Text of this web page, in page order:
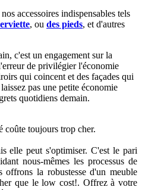
accessoires indispensables tels
, ou des pieds, et d'autres
c'est un engagement sur la
de privilégier l'économie
qui coincent et des façades qui
pas une petite économie
quotidiens demain.
coûte toujours trop cher.
elle peut s'optimiser. C'est le pari
nous-mêmes les processus de
la robustesse d'un meuble
que le low cost!. Offrez à votre